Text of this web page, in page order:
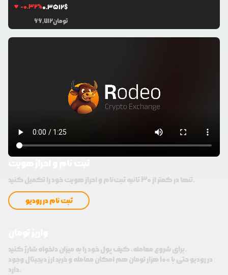
-0.32%0.3512$
66,712تومان
تنها در کمتر از 30 ثانیه ثبت‌نام و احراز هویت خود را تکمیل کنید.
ثبت نام در رودیو
برای شروع معامله، کیف پول خود را به میزان دلخواه شارژ کنید.
در رودیو حتی با 100 هزار تومان هم امکان معامله و خرید ارز دیجیتال وجود
دارد.